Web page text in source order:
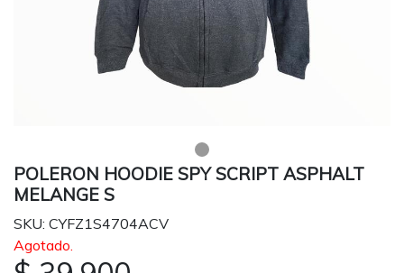
POLERON HOODIE SPY SCRIPT ASPHALT
MELANGE S
SKU: CYFZ1S4704ACV
Agotado.